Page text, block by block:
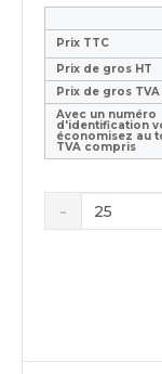
Prix TTC
Prix de gros HT
Prix de gros
Avec un numéro
d'identification
économisez au
TVA compris